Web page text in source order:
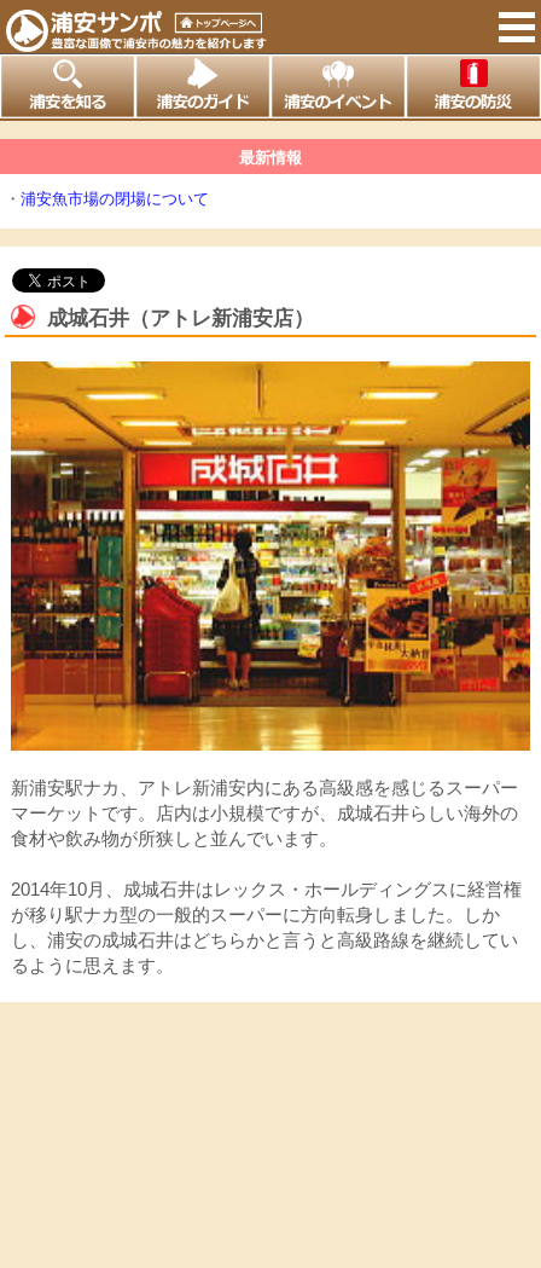
最新情報
・浦安魚市場の閉場について
成城石井（アトレ新浦安店）
新浦安駅ナカ、アトレ新浦安内にある高級感を感じるスーパー
マーケットです。店内は小規模ですが、成城石井らしい海外の
食材や飲み物が所狭しと並んでいます。
2014年10月、成城石井はレックス・ホールディングスに経営権
が移り駅ナカ型の一般的スーパーに方向転身しました。しか
し、浦安の成城石井はどちらかと言うと高級路線を継続してい
るように思えます。